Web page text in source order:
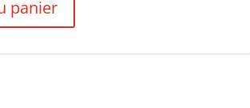
panier